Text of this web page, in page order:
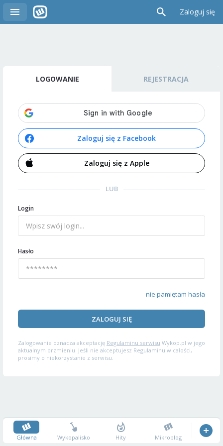
Zaloguj się
LOGOWANIE REJESTRACJA
Zaloguj się z Facebook
Zaloguj się z Apple
LUB
Login
Hasło
nie pamiętam hasła
ZALOGUJ SIĘ
Zalogowanie oznacza akceptację Regulaminu serwisu Wykop.pl w jego
aktualnym brzmieniu. Jeśli nie akceptujesz Regulaminu w całości,
prosimy o niekorzystanie z serwisu.
Główna Wykopalisko Hity Mikroblog